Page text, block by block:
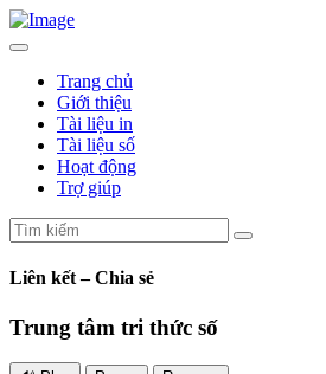
Trang chủ
Giới thiệu
Tài liệu in
Tài liệu số
Hoạt động
Trợ giúp
Liên kết – Chia sẻ
Trung tâm tri thức số